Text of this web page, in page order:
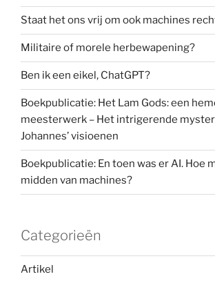
Staat het ons vrij om ook machines
Militaire of morele herbewapening?
Ben ik een eikel, ChatGPT?
Boekpublicatie: Het Lam Gods: een
meesterwerk – Het intrigerende
Johannes’ visioenen
Boekpublicatie: En toen was er AI. Hoe
midden van machines?
Categorieën
Artikel